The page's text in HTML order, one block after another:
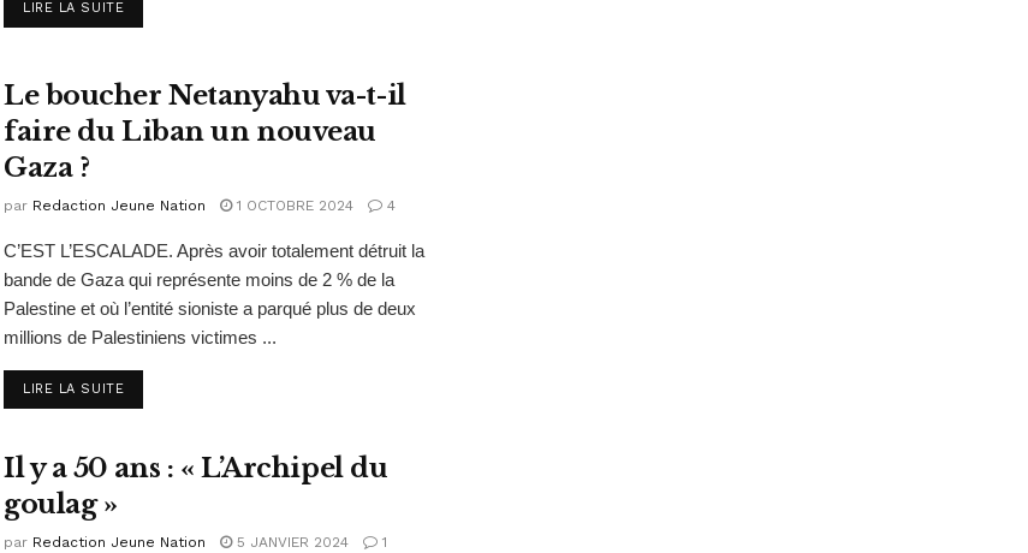
LIRE LA SUITEDETAILS
Le boucher Netanyahu va-t-il
faire du Liban un nouveau
Gaza ?
par Redaction Jeune Nation 1 OCTOBRE 2024 4
C’EST L’ESCALADE. Après avoir totalement détruit la
bande de Gaza qui représente moins de 2 % de la
Palestine et où l’entité sioniste a parqué plus de deux
millions de Palestiniens victimes ...
LIRE LA SUITEDETAILS
Il y a 50 ans : « L’Archipel du
goulag »
par Redaction Jeune Nation 5 JANVIER 2024 1